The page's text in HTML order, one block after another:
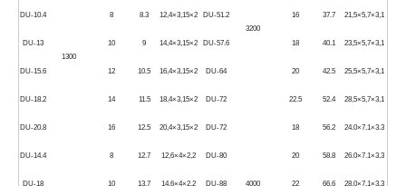
3200
1300
DU-10.4 8 8.3 12,4×3,15×2 DU-51.2 16 37.7 21,5×5,7×3,1
DU-13 10 9 14,4×3,15×2 DU-57.6 18 40.1 23,5×5,7×3,1
DU-15.6 12 10.5 16,4×3,15×2 DU-64 20 42.5 25,5×5,7×3,1
DU-18.2 14 11.5 18,4×3,15×2 DU-72 22.5 52.4 28,5×5,7×3,1
DU-20.8 16 12.5 20,4×3,15×2 DU-72
4000
18 56.2 24.0×7.1×3.3
DU-14.4 8 12.7 12,6×4×2,2 DU-80 20 58.8 26.0×7.1×3.3
DU-18 10 13.7 14,6×4×2,2 DU-88 22 66.6 28.0×7.1×3.3